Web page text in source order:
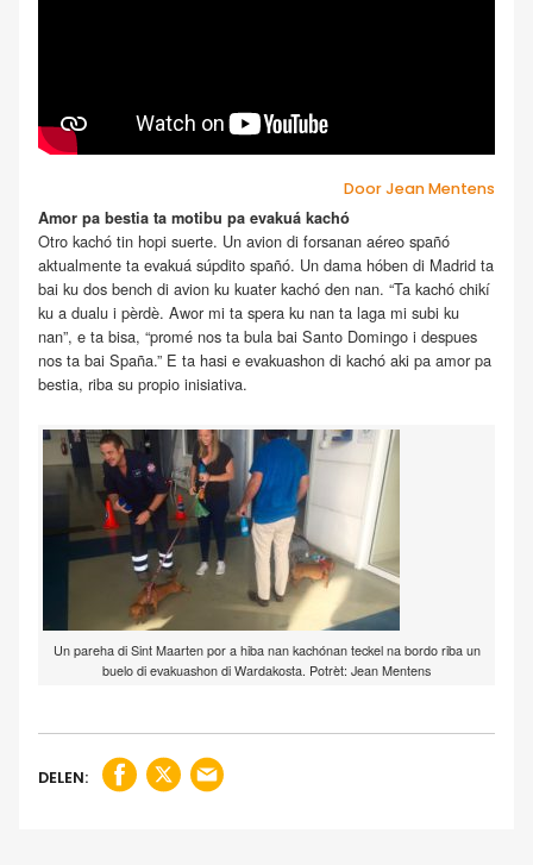
Door Jean Mentens
Amor pa bestia ta motibu pa evakuá kachó
Otro kachó tin hopi suerte. Un avion di forsanan aéreo spañó
aktualmente ta evakuá súpdito spañó. Un dama hóben di Madrid ta
bai ku dos bench di avion ku kuater kachó den nan. “Ta kachó chikí
ku a dualu i pèrdè. Awor mi ta spera ku nan ta laga mi subi ku
nan”, e ta bisa, “promé nos ta bula bai Santo Domingo i despues
nos ta bai Spaña.” E ta hasi e evakuashon di kachó aki pa amor pa
bestia, riba su propio inisiativa.
Un pareha di Sint Maarten por a hiba nan kachónan teckel na bordo riba un
buelo di evakuashon di Wardakosta. Potrèt: Jean Mentens
DELEN: